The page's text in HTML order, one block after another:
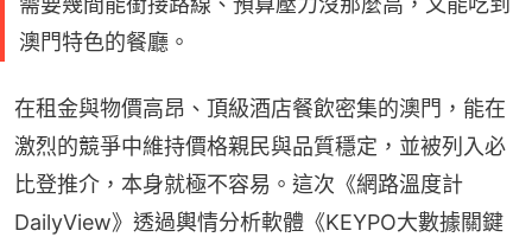
澳門特色的餐廳。
在租金與物價高昂、頂級酒店餐飲密集的澳門，能在
激烈的競爭中維持價格親民與品質穩定，並被列入必
比登推介，本身就極不容易。這次《網路溫度計
DailyView》透過輿情分析軟體《KEYPO大數據關鍵